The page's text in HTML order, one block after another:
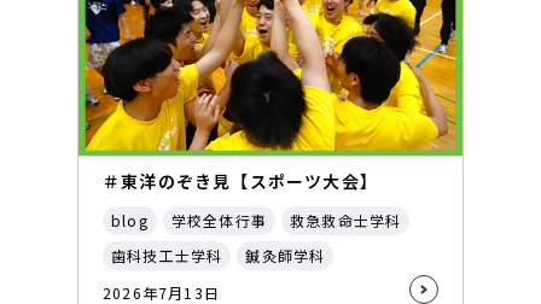
＃東洋のぞき見【スポーツ大会】
blog 学校全体行事
救急救命士学科
歯科技工士学科
鍼灸師学科
2026年7月13日